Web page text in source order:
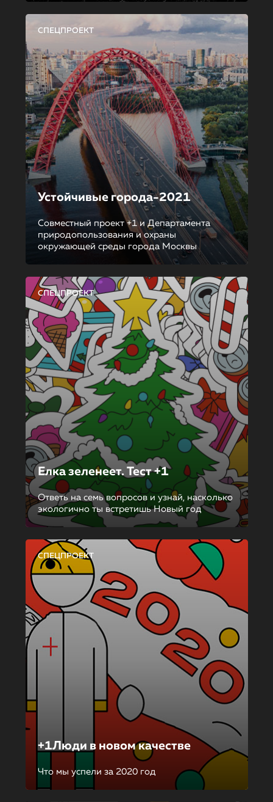
СПЕЦПРОЕКТ
Устойчивые города-2021
Совместный проект +1 и Департамента
природопользования и охраны
окружающей среды города Москвы
СПЕЦПРОЕКТ
Елка зеленеет. Тест +1
Ответь на семь вопросов и узнай, насколько
экологично ты встретишь Новый год
СПЕЦПРОЕКТ
+1Люди в новом качестве
Что мы успели за 2020 год